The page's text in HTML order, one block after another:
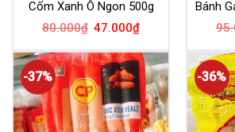
Cốm Xanh Ô Ngon 500g
80.000₫ 47.000₫
Bánh
-37% -36%